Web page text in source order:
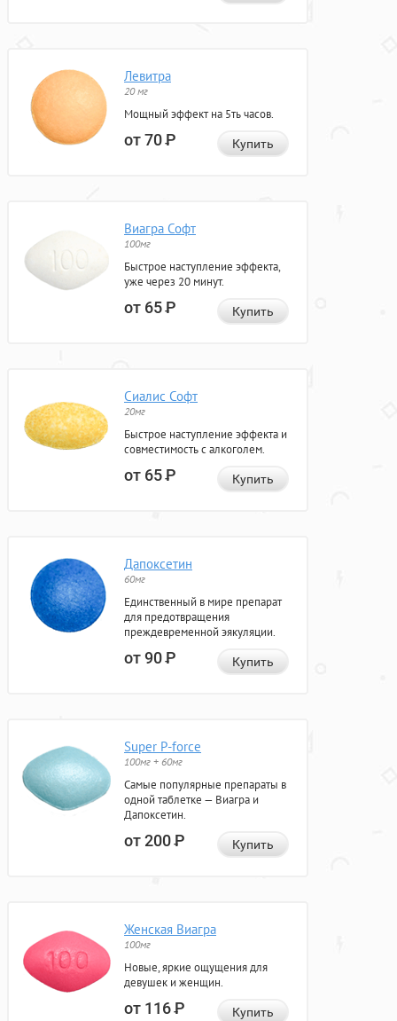
Левитра
20 мг
Мощный эффект на 5ть часов.
от 70Р Купить
Виагра Софт
100мг
Быстрое наступление эффекта,
уже через 20 минут.
от 65Р Купить
Сиалис Софт
20мг
Быстрое наступление эффекта и
совместимость с алкоголем.
от 65Р Купить
Дапоксетин
60мг
Единственный в мире препарат
для предотвращения
преждевременной эякуляции.
от 90Р Купить
Super P-force
100мг + 60мг
Самые популярные препараты в
одной таблетке — Виагра и
Дапоксетин.
от 200Р Купить
Женская Виагра
100мг
Новые, яркие ощущения для
девушек и женщин.
от 116Р Купить